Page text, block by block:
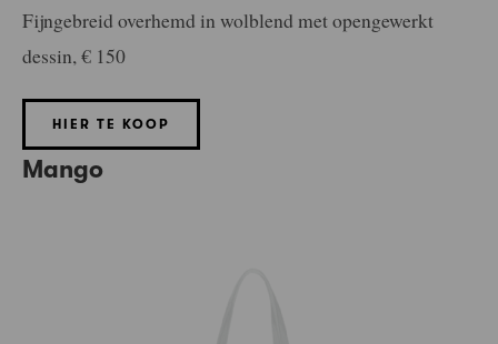
Fijngebreid overhemd in wolblend met opengewerkt
dessin, € 150
HIER TE KOOP
Mango